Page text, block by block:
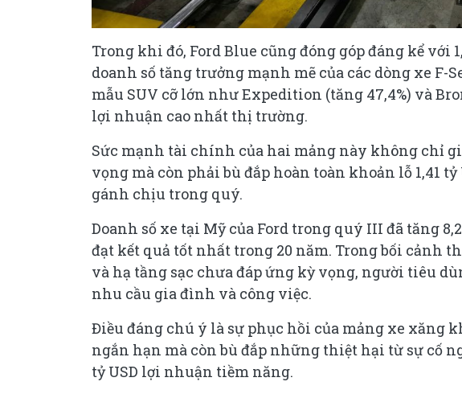
Trong khi đó, Ford Blue cũng đóng góp đáng kể với
doanh số tăng trưởng mạnh mẽ của các dòng xe
mẫu SUV cỡ lớn như Expedition (tăng 47,4%) và
lợi nhuận cao nhất thị trường.
Sức mạnh tài chính của hai mảng này không chỉ
vọng mà còn phải bù đắp hoàn toàn khoản lỗ 1,41
gánh chịu trong quý.
Doanh số xe tại Mỹ của Ford trong quý III đã tăng
đạt kết quả tốt nhất trong 20 năm. Trong bối cảnh
và hạ tầng sạc chưa đáp ứng kỳ vọng, người tiêu
nhu cầu gia đình và công việc.
Điều đáng chú ý là sự phục hồi của mảng xe xăng
ngắn hạn mà còn bù đắp những thiệt hại từ sự cố
tỷ USD lợi nhuận tiềm năng.